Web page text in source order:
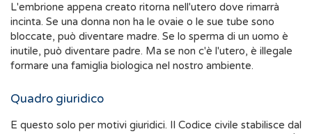
L'embrione appena creato ritorna nell'utero dove rimarrà
incinta. Se una donna non ha le ovaie o le sue tube sono
bloccate, può diventare madre. Se lo sperma di un uomo è
inutile, può diventare padre. Ma se non c'è l'utero, è illegale
formare una famiglia biologica nel nostro ambiente.
Quadro giuridico
E questo solo per motivi giuridici. Il Codice civile stabilisce dal